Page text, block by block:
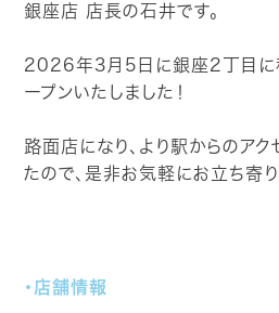
銀座店 店長の石井です。
2026年3月5日に銀座2丁目に
ープンいたしました！
路面店になり、より駅からのアク
たので、是非お気軽にお立ち寄り
・店舗情報